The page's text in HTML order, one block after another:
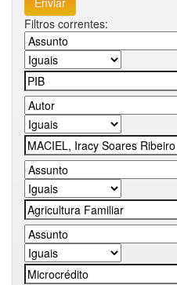
Filtros correntes: